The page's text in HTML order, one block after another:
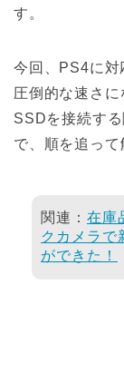
す。
今回、PS4に対
圧倒的な速さ
SSDを接続す
で、順を追って
関連： 在庫
クカメラで
ができた！